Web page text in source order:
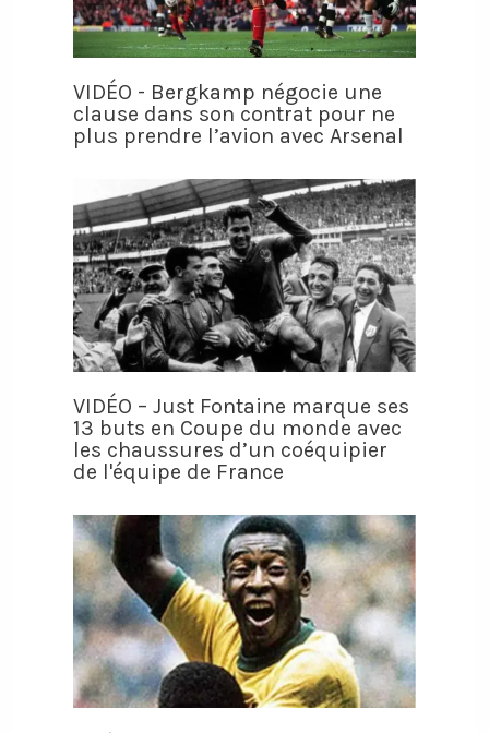
VIDÉO - Bergkamp négocie une
clause dans son contrat pour ne
plus prendre l’avion avec Arsenal
VIDÉO – Just Fontaine marque ses
13 buts en Coupe du monde avec
les chaussures d’un coéquipier
de l'équipe de France